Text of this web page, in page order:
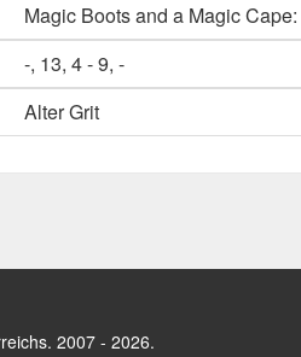
Magic Boots and a Magic
-, 13, 4 - 9, -
Alter Grit
. 2007 - 2026.